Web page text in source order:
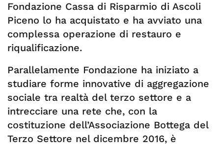
Fondazione Cassa di Risparmio di Ascoli
Piceno lo ha acquistato e ha avviato una
complessa operazione di restauro e
riqualificazione.
Parallelamente Fondazione ha iniziato a
studiare forme innovative di aggregazione
sociale tra realtà del terzo settore e a
intrecciare una rete che, con la
costituzione dell’Associazione Bottega del
Terzo Settore nel dicembre 2016, è